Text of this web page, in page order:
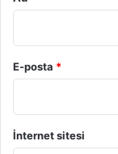
E-posta *
İnternet sitesi